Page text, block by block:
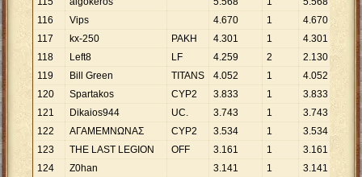
116
Vips 4.670 1 4.670
117
kx-250 ΡΑΚΗ 4.301 1 4.301
118
Left8 LF 4.259 2 2.130
119
Bill Green TITANS 4.052 1 4.052
120
Spartakos CYP2 3.833 1 3.833
121
Dikaios944 UC. 3.743 1 3.743
122
ΑΓΑΜΕΜΝΩΝΑΣ CYP2 3.534 1 3.534
123
THE LAST LEGION ΟFF 3.161 1 3.161
124
Z0han 3.141 1 3.141